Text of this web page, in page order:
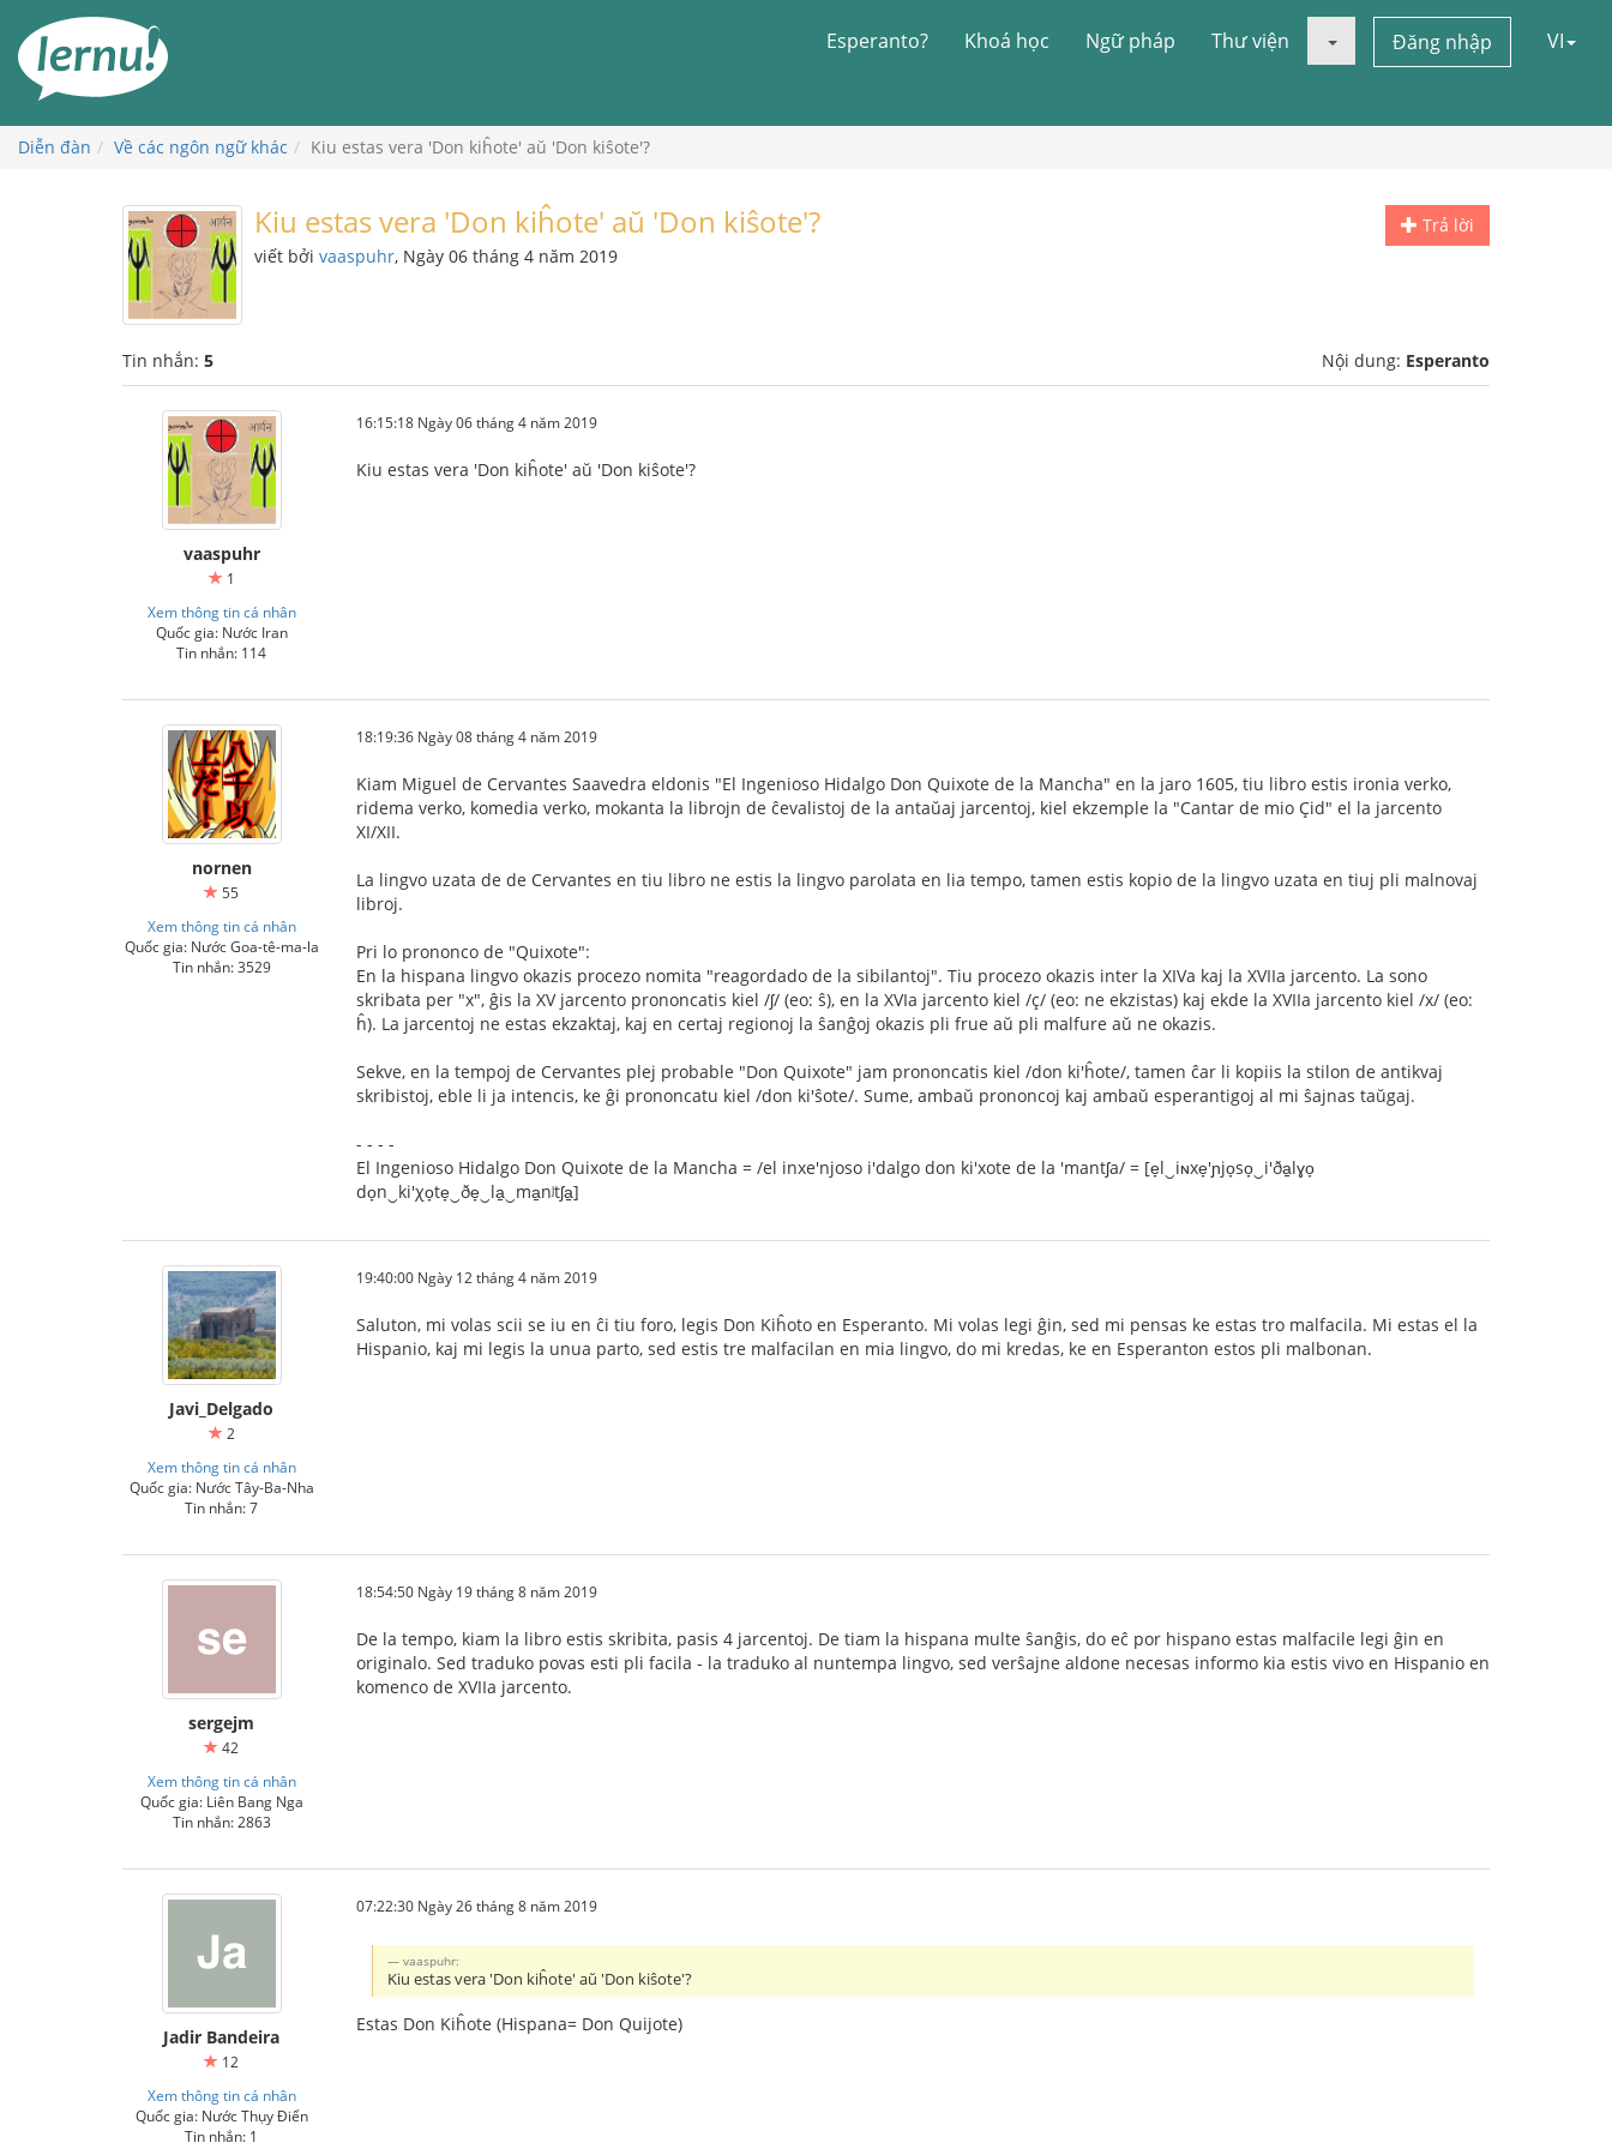
đến
phần
dung
Esperanto? Khoá học Ngữ pháp Thư viện Đăng nhập VI
Diễn đàn Về các ngôn ngữ khác Kiu estas vera 'Don kiĥote' aŭ 'Don kiŝote'?
Trả lời
Kiu estas vera 'Don kiĥote' aŭ 'Don kiŝote'?
viết bởi vaaspuhr, Ngày 06 tháng 4 năm 2019
Tin nhắn: 5 Nội dung: Esperanto
vaaspuhr
1
Xem thông tin cá nhân
Quốc gia: Nước Iran
Tin nhắn: 114
16:15:18 Ngày 06 tháng 4 năm 2019
Kiu estas vera 'Don kiĥote' aŭ 'Don kiŝote'?
nornen
55
Xem thông tin cá nhân
Quốc gia: Nước Goa-tê-ma-la
Tin nhắn: 3529
18:19:36 Ngày 08 tháng 4 năm 2019
Kiam Miguel de Cervantes Saavedra eldonis "El Ingenioso Hidalgo Don Quixote de la Mancha" en la jaro 1605, tiu libro estis ironia verko,
ridema verko, komedia verko, mokanta la librojn de ĉevalistoj de la antaŭaj jarcentoj, kiel ekzemple la "Cantar de mio Çid" el la jarcento
XI/XII.
La lingvo uzata de de Cervantes en tiu libro ne estis la lingvo parolata en lia tempo, tamen estis kopio de la lingvo uzata en tiuj pli malnovaj
libroj.
Pri lo prononco de "Quixote":
En la hispana lingvo okazis procezo nomita "reagordado de la sibilantoj". Tiu procezo okazis inter la XIVa kaj la XVIIa jarcento. La sono
skribata per "x", ĝis la XV jarcento prononcatis kiel /ʃ/ (eo: ŝ), en la XVIa jarcento kiel /ç/ (eo: ne ekzistas) kaj ekde la XVIIa jarcento kiel /x/ (eo:
ĥ). La jarcentoj ne estas ekzaktaj, kaj en certaj regionoj la ŝanĝoj okazis pli frue aŭ pli malfure aŭ ne okazis.
Sekve, en la tempoj de Cervantes plej probable "Don Quixote" jam prononcatis kiel /don ki'ĥote/, tamen ĉar li kopiis la stilon de antikvaj
skribistoj, eble li ja intencis, ke ĝi prononcatu kiel /don ki'ŝote/. Sume, ambaŭ prononcoj kaj ambaŭ esperantigoj al mi ŝajnas taŭgaj.
- - - -
El Ingenioso Hidalgo Don Quixote de la Mancha = /el inxe'njoso i'dalgo don ki'xote de la 'mantʃa/ = [e̞l‿iɴxe̞'ɲjo̞so̞‿i'ða̠lɣo̞
do̞n‿ki'χo̞te̞‿ðe̞‿la̠‿ma̠nʲtʃa̠]
Javi_Delgado
2
Xem thông tin cá nhân
Quốc gia: Nước Tây-Ba-Nha
Tin nhắn: 7
19:40:00 Ngày 12 tháng 4 năm 2019
Saluton, mi volas scii se iu en ĉi tiu foro, legis Don Kiĥoto en Esperanto. Mi volas legi ĝin, sed mi pensas ke estas tro malfacila. Mi estas el la
Hispanio, kaj mi legis la unua parto, sed estis tre malfacilan en mia lingvo, do mi kredas, ke en Esperanton estos pli malbonan.
sergejm
42
Xem thông tin cá nhân
Quốc gia: Liên Bang Nga
Tin nhắn: 2863
18:54:50 Ngày 19 tháng 8 năm 2019
De la tempo, kiam la libro estis skribita, pasis 4 jarcentoj. De tiam la hispana multe ŝanĝis, do eĉ por hispano estas malfacile legi ĝin en
originalo. Sed traduko povas esti pli facila - la traduko al nuntempa lingvo, sed verŝajne aldone necesas informo kia estis vivo en Hispanio en
komenco de XVIIa jarcento.
Jadir Bandeira
12
Xem thông tin cá nhân
Quốc gia: Nước Thụy Điển
Tin nhắn: 1
07:22:30 Ngày 26 tháng 8 năm 2019
vaaspuhr:
Kiu estas vera 'Don kiĥote' aŭ 'Don kiŝote'?
Estas Don Kiĥote (Hispana= Don Quijote)